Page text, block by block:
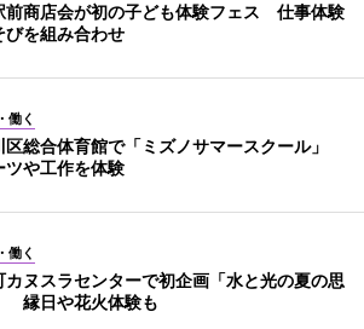
前商店会が初の子ども体験フェス 仕事体験
びを組み合わせ
働く
区総合体育館で「ミズノサマースクール」
ツや工作を体験
働く
カヌスラセンターで初企画「水と光の夏の思
縁日や花火体験も